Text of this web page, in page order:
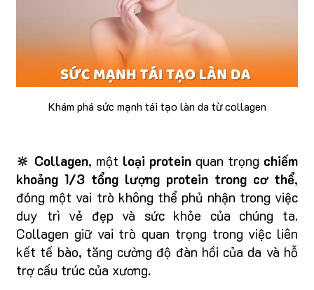
Khám phá sức mạnh tái tạo làn da từ collagen
🔆 Collagen, một loại protein quan trọng chiếm
khoảng 1/3 tổng lượng protein trong cơ thể,
đóng một vai trò không thể phủ nhận trong việc
duy trì vẻ đẹp và sức khỏe của chúng ta.
Collagen giữ vai trò quan trọng trong việc liên
kết tế bào, tăng cường độ đàn hồi của da và hỗ
trợ cấu trúc của xương.